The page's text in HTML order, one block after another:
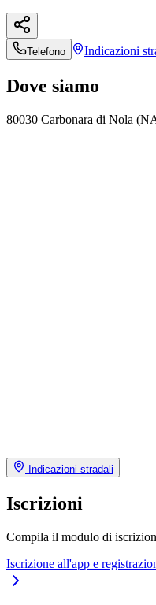
Telefono Indicazioni
Dove siamo
80030 Carbonara di Nola
Indicazioni stradali
Iscrizioni
Compila il modulo di
Iscrizione all'app e